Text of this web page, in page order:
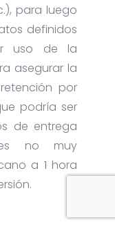
para luego
definidos
uso de la
asegurar la
por
podría ser
de entrega
no muy
a 1 hora